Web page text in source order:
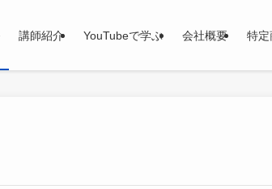
講師紹介 YouTubeで学ぶ 会社概要 特定